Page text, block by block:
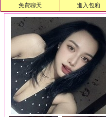
免費聊天 進入包廂